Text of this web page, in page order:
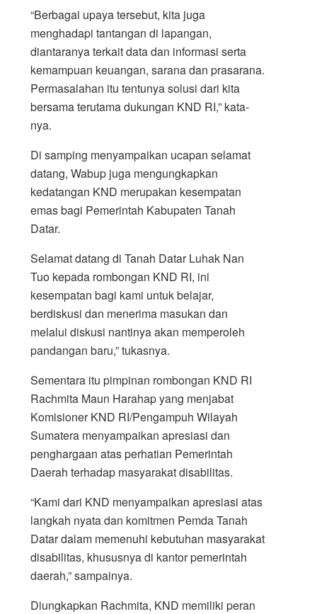
“Berbagai upaya tersebut, kita juga
menghadapi tantangan di lapangan,
diantaranya terkait data dan informasi serta
kemampuan keuangan, sarana dan prasarana.
Perma­salahan itu tentunya solusi dari kita
bersama terutama dukungan KND RI,” kata­
nya.
Di samping menyampaikan ucapan selamat
datang, Wabup juga me­ngungkapkan
kedatangan KND merupakan kesempatan
emas bagi Pemerintah Kabupaten Tanah
Datar.
Selamat datang di Tanah Datar Luhak Nan
Tuo kepada rombongan KND RI, ini
kesempatan bagi kami untuk belajar,
berdiskusi dan menerima masukan dan
melalui diskusi nantinya akan memperoleh
pandangan baru,” tukasnya.
Sementara itu pimpinan rombongan KND RI
Rachmita Maun Harahap yang menjabat
Komisioner KND RI/Pengampuh Wilayah
Sumatera menyampaikan apresiasi dan
penghargaan atas perha­tian Pemerintah
Daerah terhadap masyarakat di­sabilitas.
“Kami dari KND menyampaikan apresiasi atas
langkah nyata dan komitmen Pemda Tanah
Datar dalam memenuhi kebutuhan masyarakat
disabilitas, khususnya di kantor pemerintah
daerah,” sampainya.
Diungkapkan Rachmita, KND memiliki peran